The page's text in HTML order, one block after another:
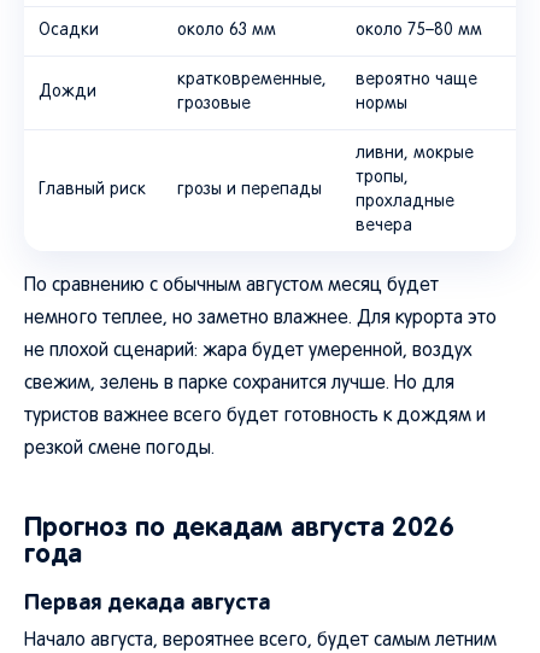
Осадки около 63 мм около 75–80 мм
Дожди
кратковременные,
грозовые
вероятно чаще
нормы
Главный риск грозы и перепады
ливни, мокрые
тропы,
прохладные
вечера
По сравнению с обычным августом месяц будет
немного теплее, но заметно влажнее. Для курорта это
не плохой сценарий: жара будет умеренной, воздух
свежим, зелень в парке сохранится лучше. Но для
туристов важнее всего будет готовность к дождям и
резкой смене погоды.
Прогноз по декадам августа 2026
года
Первая декада августа
Начало августа, вероятнее всего, будет самым летним